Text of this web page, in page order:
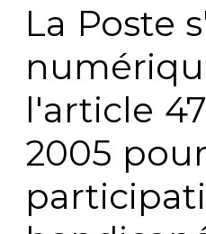
La Poste
l'article
2005